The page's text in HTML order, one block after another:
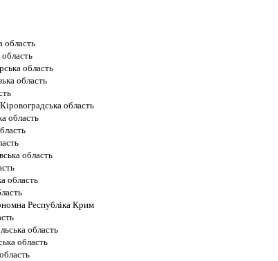
область
область
область
область
область
область
область
Республіка Крим
область
область